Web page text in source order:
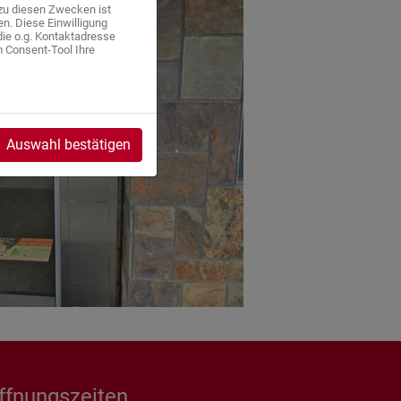
diesen Zwecken ist
Diese Einwilligung
o.g. Kontaktadresse
Consent-Tool Ihre
Auswahl bestätigen